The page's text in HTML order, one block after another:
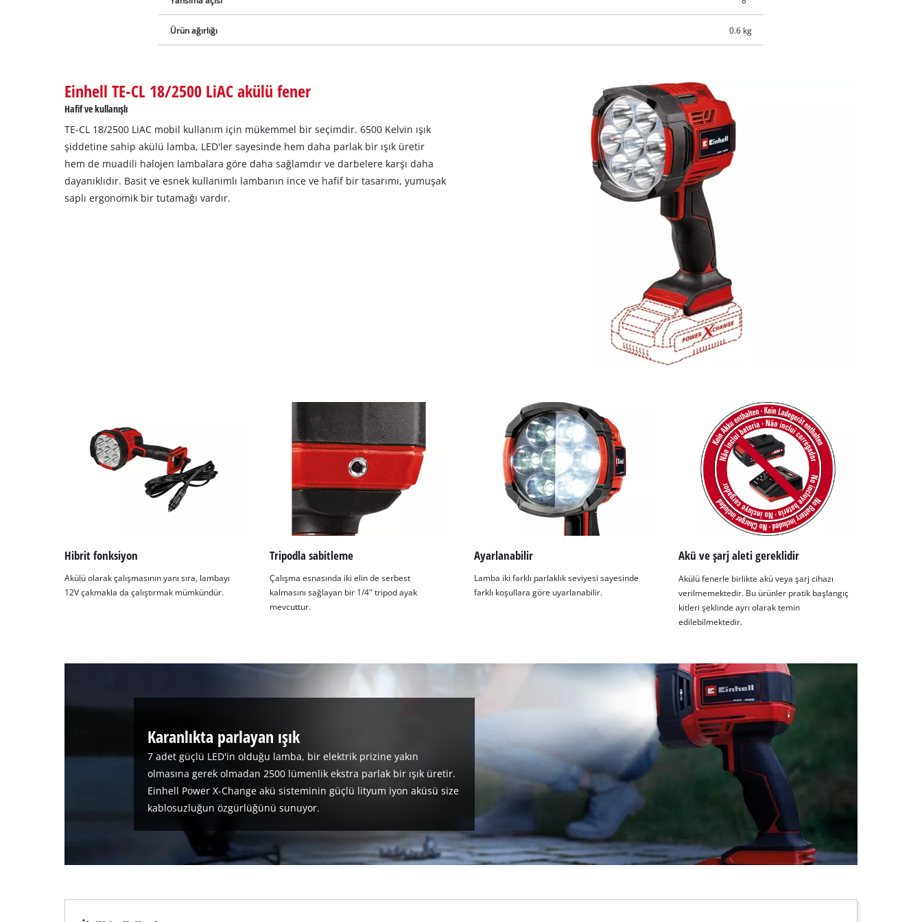
Ürün ağırlığı 0.6 kg
Einhell TE-CL 18/2500 LiAC akülü fener
Hafif ve kullanışlı
TE-CL 18/2500 LiAC mobil kullanım için mükemmel bir seçimdir. 6500 Kelvin ışık
şiddetine sahip akülü lamba, LED'ler sayesinde hem daha parlak bir ışık üretir
hem de muadili halojen lambalara göre daha sağlamdır ve darbelere karşı daha
dayanıklıdır. Basit ve esnek kullanımlı lambanın ince ve hafif bir tasarımı, yumuşak
saplı ergonomik bir tutamağı vardır.
Hibrit fonksiyon
Akülü olarak çalışmasının yanı sıra, lambayı
12V çakmakla da çalıştırmak mümkündür.
Tripodla sabitleme
Çalışma esnasında iki elin de serbest
kalmasını sağlayan bir 1/4" tripod ayak
mevcuttur.
Ayarlanabilir
Lamba iki farklı parlaklık seviyesi sayesinde
farklı koşullara göre uyarlanabilir.
Akü ve şarj aleti gereklidir
Akülü fenerle birlikte akü veya şarj cihazı
verilmemektedir. Bu ürünler pratik başlangıç
kitleri şeklinde ayrı olarak temin
edilebilmektedir.
Karanlıkta parlayan ışık
7 adet güçlü LED'in olduğu lamba, bir elektrik prizine yakın
olmasına gerek olmadan 2500 lümenlik ekstra parlak bir ışık üretir.
Einhell Power X-Change akü sisteminin güçlü lityum iyon aküsü size
kablosuzluğun özgürlüğünü sunuyor.